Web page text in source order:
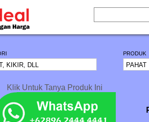
PRODUK
Klik Untuk Tanya Produk Ini